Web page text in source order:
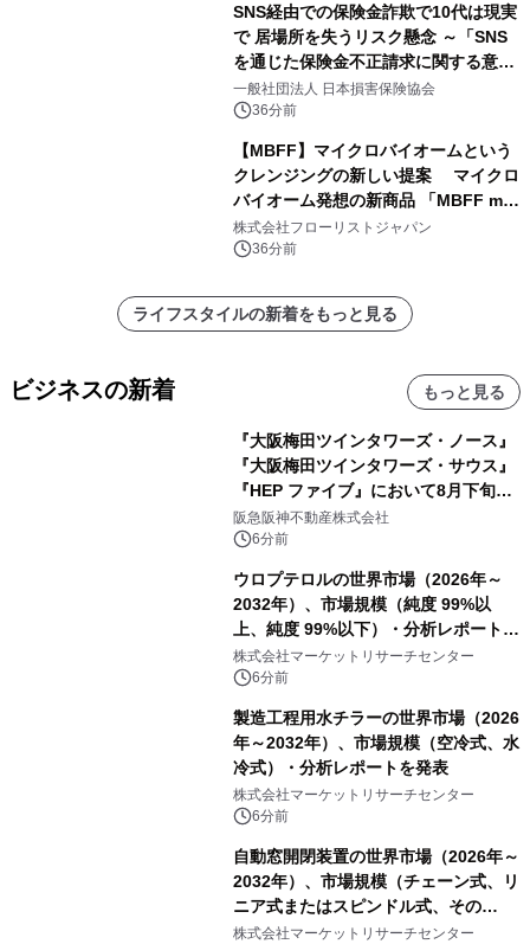
SNS経由での保険金詐欺で10代は現実
で 居場所を失うリスク懸念 ～「SNS
を通じた保険金不正請求に関する意識
調査」を実施、 認知度の低さも浮き彫
りに～
一般社団法人 日本損害保険協会
36分前
【MBFF】マイクロバイオームという
クレンジングの新しい提案 マイクロ
バイオーム発想の新商品 「MBFF mb
クレンジングPRO」を2026年8月6日
発売
株式会社フローリストジャパン
36分前
ライフスタイルの新着をもっと見る
ビジネスの新着 もっと見る
『大阪梅田ツインタワーズ・ノース』
『大阪梅田ツインタワーズ・サウス』
『HEP ファイブ』において8月下旬か
ら 「オフサイト型コーポレートPPA」
による 再生可能エネルギー電力の使用
を開始します
阪急阪神不動産株式会社
6分前
ウロプテロルの世界市場（2026年～
2032年）、市場規模（純度 99%以
上、純度 99%以下）・分析レポートを
発表
株式会社マーケットリサーチセンター
6分前
製造工程用水チラーの世界市場（2026
年～2032年）、市場規模（空冷式、水
冷式）・分析レポートを発表
株式会社マーケットリサーチセンター
6分前
自動窓開閉装置の世界市場（2026年～
2032年）、市場規模（チェーン式、リ
ニア式またはスピンドル式、その
他）・分析レポートを発表
株式会社マーケットリサーチセンター